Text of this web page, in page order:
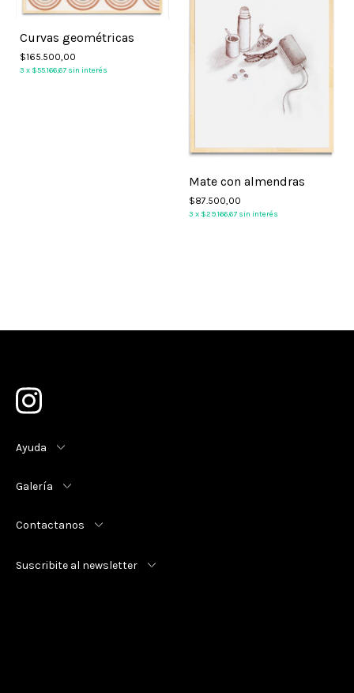
Curvas geométricas
$165.500,00
3 x $55.166,67 sin interés
Mate con almendras
$87.500,00
3 x $29.166,67 sin interés
Ayuda
Galería
Contactanos
Suscribite al newsletter